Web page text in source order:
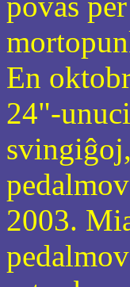
En
24"-
2003.